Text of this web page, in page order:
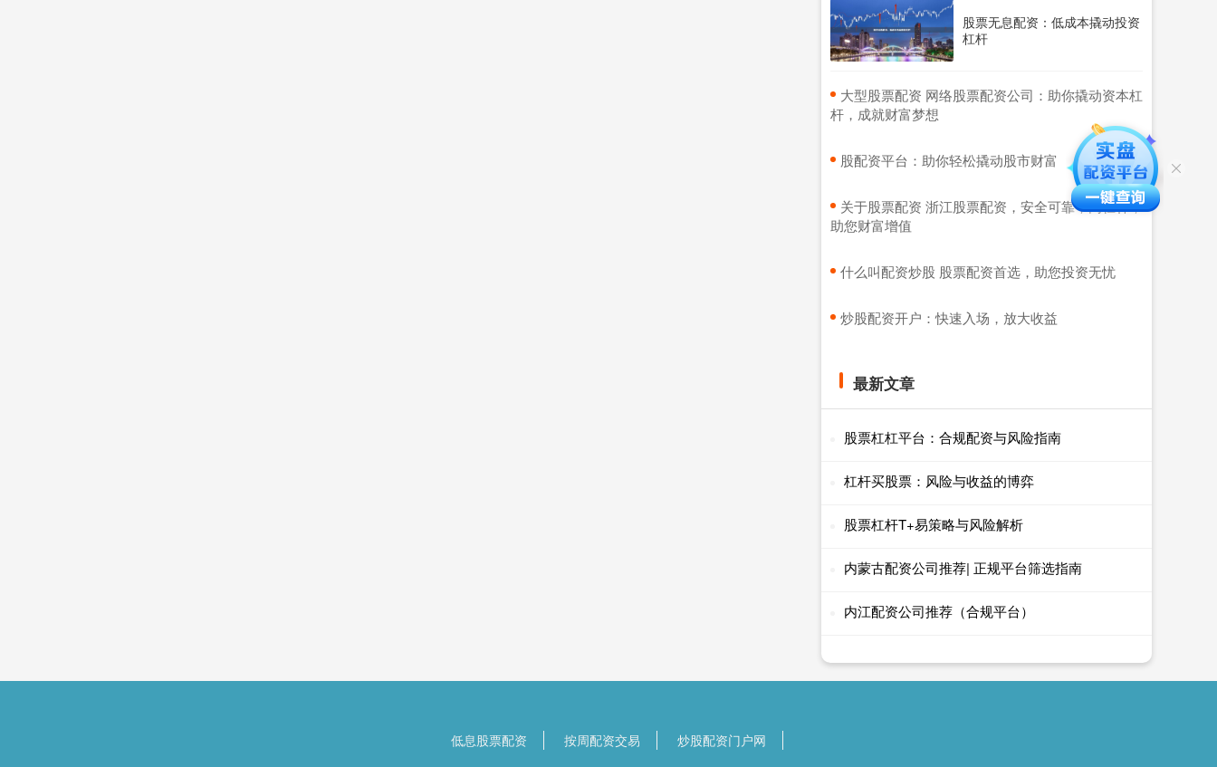
股票无息配资：低成本撬动投资
杠杆
​大型股票配资 网络股票配资公司：助你撬动资本杠
杆，成就财富梦想
​股配资平台：助你轻松撬动股市财富
​关于股票配资 浙江股票配资，安全可靠，高杠杆，
助您财富增值
​什么叫配资炒股 股票配资首选，助您投资无忧
​炒股配资开户：快速入场，放大收益
最新文章
股票杠杠平台：合规配资与风险指南
杠杆买股票：风险与收益的博弈
股票杠杆T+易策略与风险解析
内蒙古配资公司推荐| 正规平台筛选指南
内江配资公司推荐（合规平台）
低息股票配资 按周配资交易 炒股配资门户网